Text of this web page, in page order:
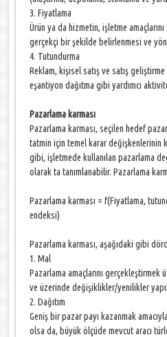
3. Fiyatlama
Ürün ya da hizmetin, işletme
gerçekçi bir şekilde belirlenmesi ve
4. Tutundurma
Reklam, kişisel satış ve satış
eşantiyon dağıtma gibi yardımcı
Pazarlama karması
Pazarlama karması, seçilen hedef
tatmin için temel karar değişkenlerinin
gibi, işletmede kullanılan pazarlama
olarak ta tanımlanabilir. Pazarlama
Pazarlama karması = f(Fiyatlama,
endeksi)
Pazarlama karması, aşağıdaki gibi
1. Mal
Pazarlama amaçlarını
ve üzerinde değişiklikler/yenilikler
2. Dağıtım
Geniş bir pazar payı kazanmak
olsa da, büyük ölçüde mevcut aracı